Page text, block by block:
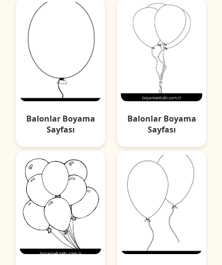
Balonlar Boyama
Sayfası
Balonlar Boyama
Sayfası